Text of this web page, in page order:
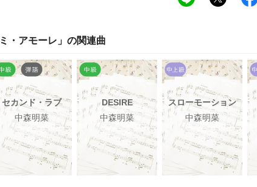
ミ・アモーレ 」の関連曲
セカンド・ラブ
中森明菜
DESIRE
中森明菜
スローモーション
中森明菜